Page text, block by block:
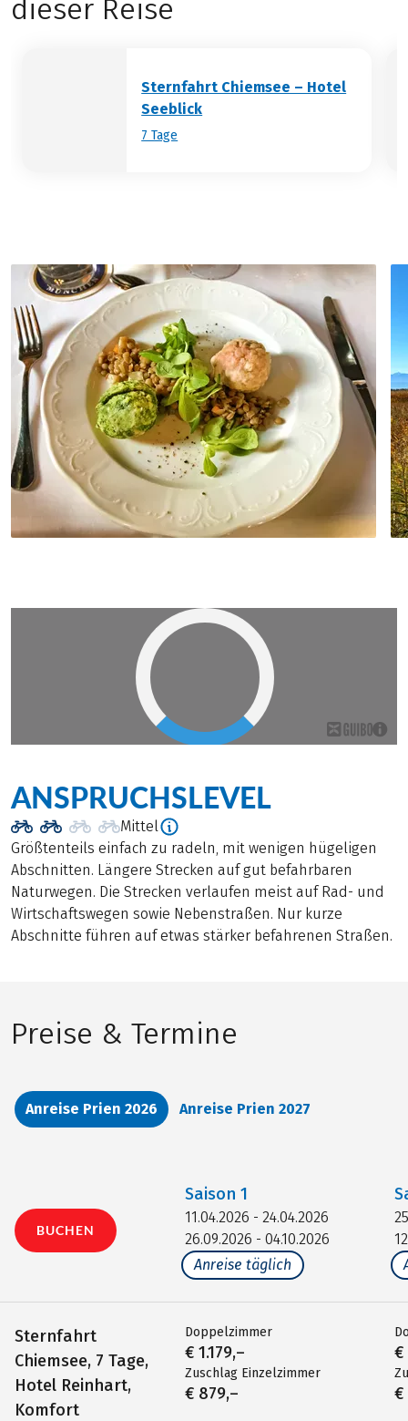
Quartier.
dieser Reise
Sternfahrt Chiemsee – Hotel
Seeblick
7 Tage
ANSPRUCHSLEVEL
Mittel
Größtenteils einfach zu radeln, mit wenigen hügeligen
Abschnitten. Längere Strecken auf gut befahrbaren
Naturwegen. Die Strecken verlaufen meist auf Rad- und
Wirtschaftswegen sowie Nebenstraßen. Nur kurze
Abschnitte führen auf etwas stärker befahrenen Straßen.
Preise & Termine
Anreise Prien 2026 Anreise Prien 2027
BUCHEN
Sternfahrt
Chiemsee, 7 Tage,
Hotel Reinhart,
Komfort
Saison 1
11.04.2026 - 24.04.2026
26.09.2026 - 04.10.2026
Anreise täglich
Doppelzimmer
€ 1.179,–
Zuschlag Einzelzimmer
€ 879,–
€
€